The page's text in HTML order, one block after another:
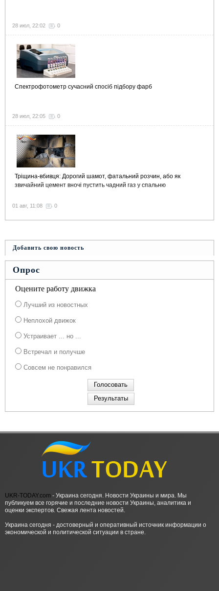
28 июл, 22:02 0
Спектрофотометр сучасний спосіб підбору фарб
28 июл, 22:05 0
Тріщина-вбивця: Дорогий шамот, фатальний розчин, або як
звичайний цемент вночі пустить чадний газ у спальню
01 авг, 11:08 0
Добавить свою новость
Опрос
Оцените работу движка
Лучший из новостных
Неплохой движок
Устраивает ... но ...
Встречал и получше
Совсем не понравился
UKR-TODAY.com - Украина сегодня. Новости Украины и мира. Мы
публикуем все горячие и последние новости Украины, аналитика и
оценки экспертов. Свежая лента новостей.
Украина сегодня - достоверный и оперативный источник информации о
экономической и политической ситуации в стране.